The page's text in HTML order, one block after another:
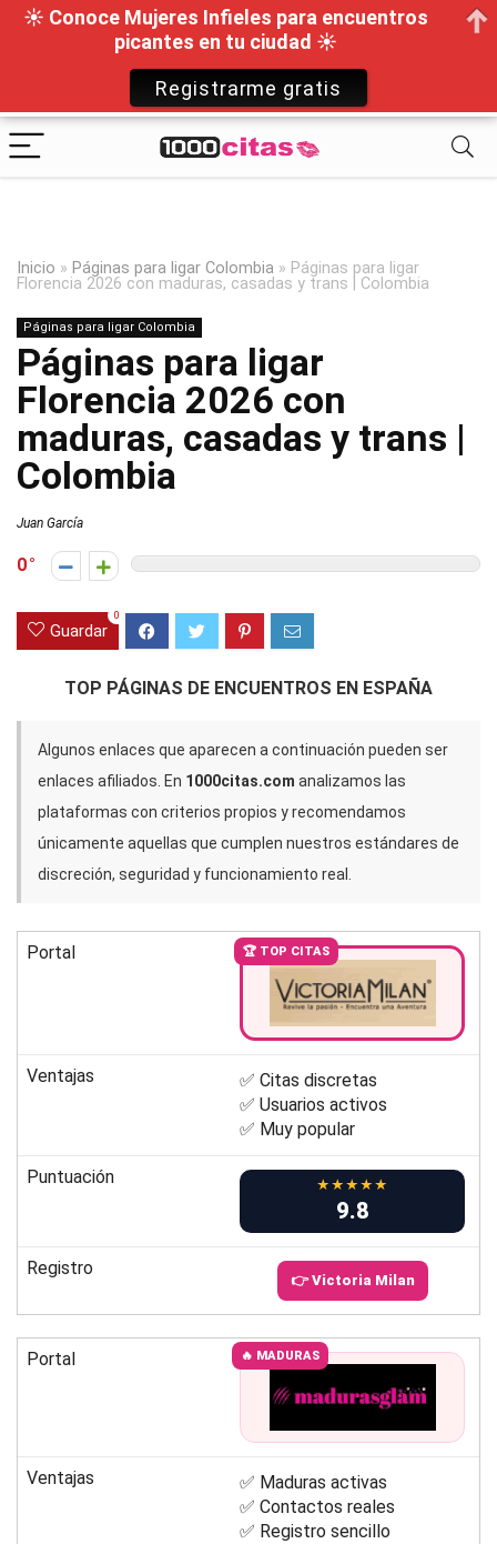
Inicio » Páginas para ligar Colombia » Páginas para ligar
Florencia 2026 con maduras, casadas y trans | Colombia
Páginas para ligar Colombia
Páginas para ligar
Florencia 2026 con
maduras, casadas y trans |
Colombia
Juan García
0
Guardar
0
TOP PÁGINAS DE ENCUENTROS EN ESPAÑA
Algunos enlaces que aparecen a continuación pueden ser
enlaces afiliados. En 1000citas.com analizamos las
plataformas con criterios propios y recomendamos
únicamente aquellas que cumplen nuestros estándares de
discreción, seguridad y funcionamiento real.
Portal 🏆 TOP CITAS
Ventajas
✅ Citas discretas
✅ Usuarios activos
✅ Muy popular
Puntuación ★★★★★
9.8
Registro
👉 Victoria Milan
Portal 🔥 MADURAS
Ventajas
✅ Maduras activas
✅ Contactos reales
✅ Registro sencillo
☀ Conoce Mujeres Infieles para encuentros
picantes en tu ciudad ☀
Registrarme gratis